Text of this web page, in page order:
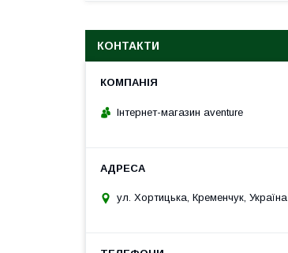
КОНТАКТИ
Інтернет-магазин aventure
ул. Хортицька, Кременчук, Україна